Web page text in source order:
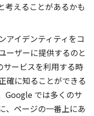
考えることがあるかも
アイデンティティをコ
ーザーに提供するのと
ービスを利用する時
確に知ることができる
Google では多くのサ
、ページの一番上にあ